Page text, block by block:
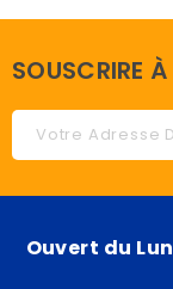
SOUSCRIRE
Ouvert du